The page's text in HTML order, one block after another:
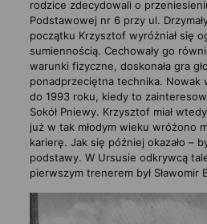
rodzice zdecydowali o
Podstawowej nr 6 przy ul.
początku Krzysztof wyróżniał się
sumiennością. Cechowały go
warunki fizyczne, doskonała gra
ponadprzeciętna technika. Nowak
do 1993 roku, kiedy to
Sokół Pniewy. Krzysztof miał
już w tak młodym wieku wróżono
karierę. Jak się później okazało –
podstawy. W Ursusie odkrywcą
pierwszym trenerem był Sławomir